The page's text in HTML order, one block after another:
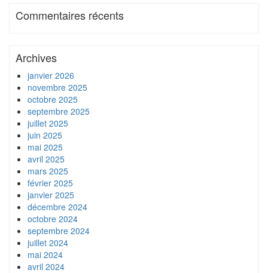
Commentaires récents
Archives
janvier 2026
novembre 2025
octobre 2025
septembre 2025
juillet 2025
juin 2025
mai 2025
avril 2025
mars 2025
février 2025
janvier 2025
décembre 2024
octobre 2024
septembre 2024
juillet 2024
mai 2024
avril 2024